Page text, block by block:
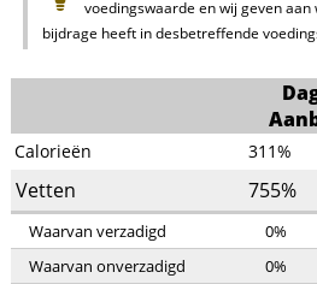
voedingswaarde en wij geven
bijdrage heeft in desbetreffende
Calorieën 311%
Vetten 755%
Waarvan verzadigd 0%
Waarvan onverzadigd
0%